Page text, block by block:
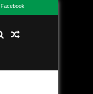
Facebook